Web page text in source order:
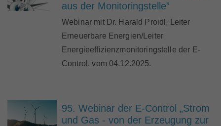
aus der Monitoringstelle”
Webinar mit Dr. Harald Proidl, Leiter
Erneuerbare Energien/Leiter
Energieeffizienzmonitoringstelle der E-
Control, vom 04.12.2025.
95. Webinar der E-Control „Strom
und Gas - von der Erzeugung zur